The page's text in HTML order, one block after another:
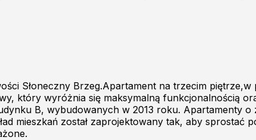
Słoneczny Brzeg.Apartament na trzecim
który wyróżnia się maksymalną funkcjonalnością
B, wybudowanych w 2013 roku. Apartamenty
mieszkań został zaprojektowany tak, aby